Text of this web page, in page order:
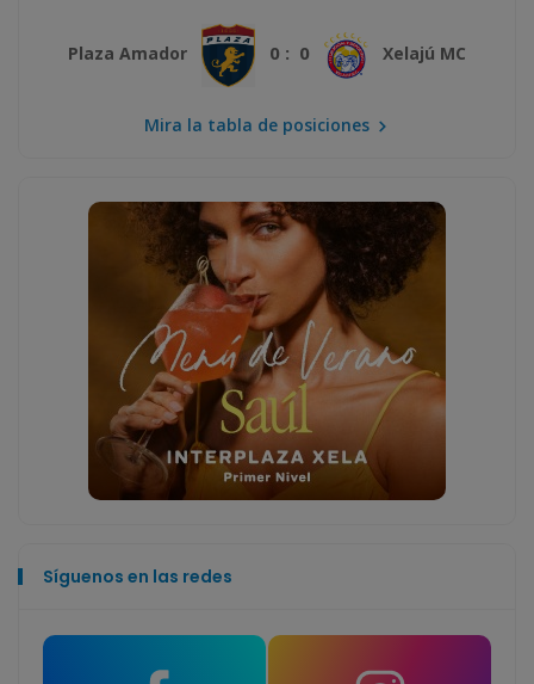
Plaza Amador 0 : 0 Xelajú MC
Mira la tabla de posiciones
Síguenos en las redes